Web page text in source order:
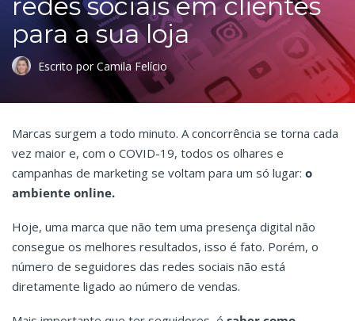
para a sua loja
Escrito por Camila Felício
Marcas surgem a todo minuto. A concorrência se torna cada
vez maior e, com o COVID-19, todos os olhares e
campanhas de marketing se voltam para um só lugar: o
ambiente online.
Hoje, uma marca que não tem uma presença digital não
consegue os melhores resultados, isso é fato. Porém, o
número de seguidores das redes sociais não está
diretamente ligado ao número de vendas.